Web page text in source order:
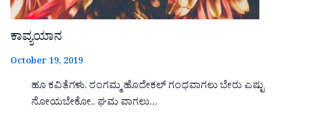
ಕಾವ್ಯಯಾನ
October 19, 2019
ಹೂ ಕವಿತೆಗಳು. ರಂಗಮ್ಮ ಹೊದೇಕಲ್ ಗಂಧವಾಗಲು ಬೇರು ಎಷ್ಟು
ನೋಯಬೇಕೋ.. ಘಮ ವಾಗಲು…